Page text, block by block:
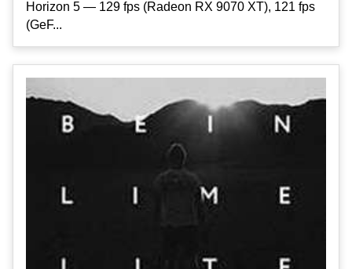
Horizon 5 — 129 fps (Radeon RX 9070 XT), 121 fps
(GeF...